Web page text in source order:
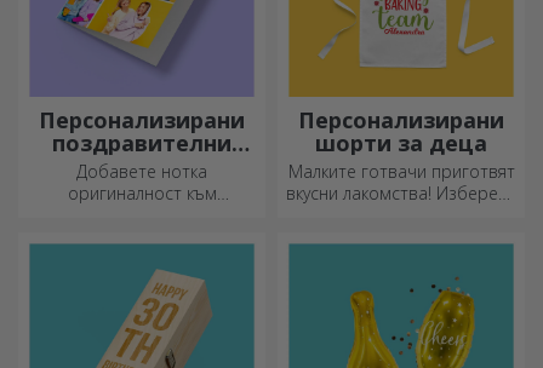
Персонализирани
поздравителни
картички и
картички
Добавете нотка
оригиналност към
персонализирана картичка
или поздравителна
картичка.
Персонализирани
шорти за деца
Малките готвачи приготвят
вкусни лакомства! Изберете
кухнята!